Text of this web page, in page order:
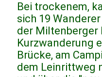
Bei trockenem,
sich 19
der Miltenberger
Kurzwanderung
Brücke, am
dem Leinrittweg